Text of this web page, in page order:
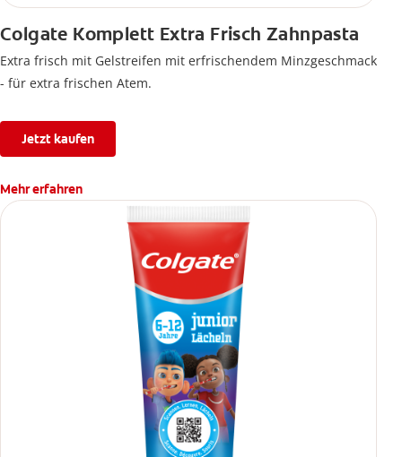
Colgate Komplett Extra Frisch Zahnpasta
Extra frisch mit Gelstreifen mit erfrischendem Minzgeschmack
- für extra frischen Atem.
Jetzt kaufen
Mehr erfahren